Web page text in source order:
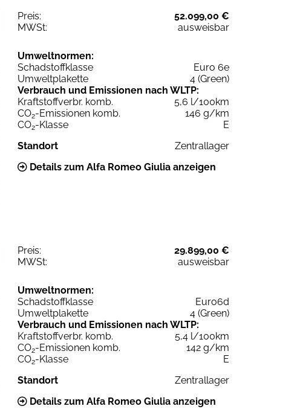
Preis:
52.099,00 €
MWSt:
ausweisbar
Umweltnormen:
Schadstoffklasse
Euro 6e
Umweltplakette
4 (Green)
Verbrauch und Emissionen nach WLTP:
Kraftstoffverbr. komb.
5,6 l/100km
CO2-Emissionen komb.
146 g/km
CO2-Klasse
E
Standort
Zentrallager
Details zum Alfa Romeo Giulia anzeigen
Preis:
29.899,00 €
MWSt:
ausweisbar
Umweltnormen:
Schadstoffklasse
Euro6d
Umweltplakette
4 (Green)
Verbrauch und Emissionen nach WLTP:
Kraftstoffverbr. komb.
5,4 l/100km
CO2-Emissionen komb.
142 g/km
CO2-Klasse
E
Standort
Zentrallager
Details zum Alfa Romeo Giulia anzeigen